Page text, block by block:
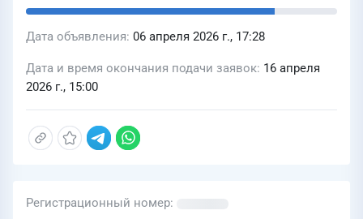
Дата объявления 06 апреля 2026 г., 17:28
Дата и время окончания подачи заявок 16 апреля
2026 г., 15:00
Регистрационный номер